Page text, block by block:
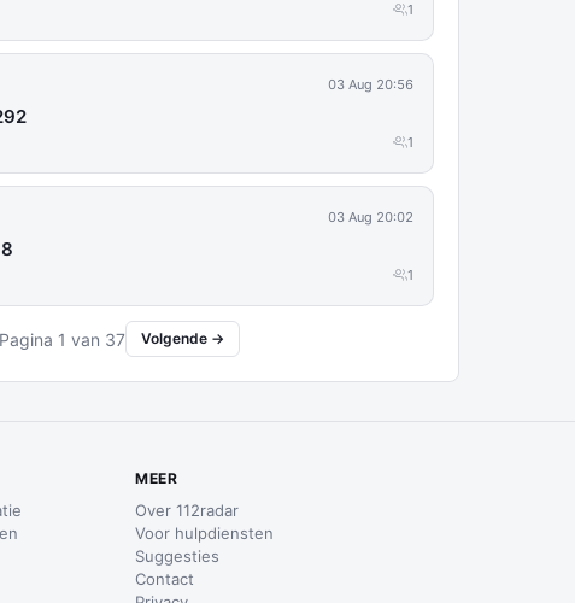
1
03 Aug 20:56
1
03 Aug 20:02
1
Pagina 1 van 37 Volgende →
MEER
Over 112radar
Voor hulpdiensten
Suggesties
Contact